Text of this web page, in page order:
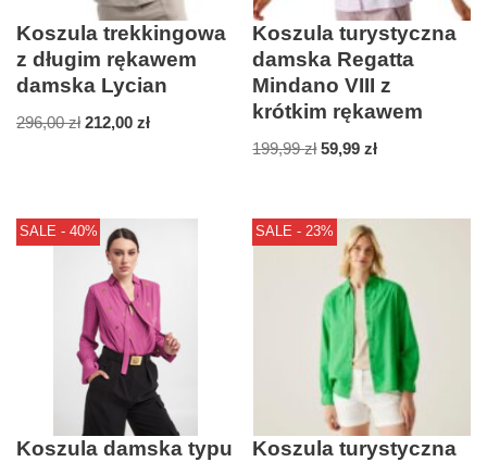
Koszula trekkingowa
z długim rękawem
damska Lycian
296,00zł 212,00 zł
Koszula turystyczna
damska Regatta
Mindano VIII z
krótkim rękawem
199,99zł 59,99zł
SALE - 40%
Koszula damska typu
SALE - 23%
Koszula turystyczna